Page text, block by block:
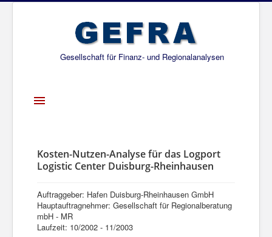
Gesellschaft für Finanz- und Regionalanalysen
Toggle
Über uns
Projekte
Publikationen
Gesellschafter
Kosten-Nutzen-Analyse für das Logport
Logistic Center Duisburg-Rheinhausen
Auftraggeber: Hafen Duisburg-Rheinhausen GmbH
Hauptauftragnehmer: Gesellschaft für Regionalberatung
mbH - MR
Laufzeit: 10/2002 - 11/2003